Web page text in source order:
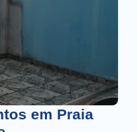
em Praia